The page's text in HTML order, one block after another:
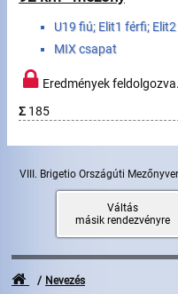
Kerékpározás
Multisportok
Túrázás
Úszás
Útmutató
MIX csapat
Eredmények feldolgozva.
Σ 185
VIII. Brigetio Országúti
Váltás
másik rendezvényre
Nevezés